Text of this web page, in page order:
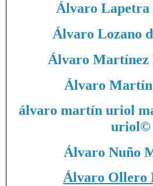
Álvaro Lapetra
Álvaro Lozano
Álvaro Martínez
Álvaro
álvaro martín uriol
uriol©
Álvaro Nuño
Álvaro Ollero